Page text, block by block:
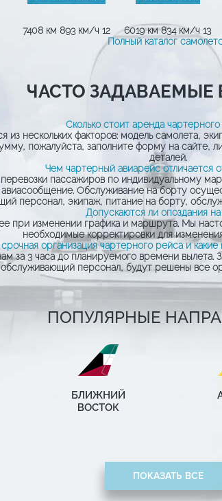
7408 км 893 км/ч 12 6019 км 834 км/ч 13
Полный каталог
ЧАСТО
Сколько стоит аренда
из нескольких факторов: модель самолета,
пожалуйста, заполните форму на сайте,
деталей.
Чем чартерный авиарейс отличается
пассажиров по индивидуальному
Обслуживание на борту
персонал, экипаж, питание на борту,
Допускаются ли опоздания
при изменении графика и маршрута. Мы
необходимые корректировки для
организация чартерного рейса и
за 3 часа до планируемого времени
обслуживающий персонал, будут решены все
ПОПУЛЯРНЫЕ
БЛИЖНИЙ
ВОСТОК
ПОКАЗАТЬ ВСЕ